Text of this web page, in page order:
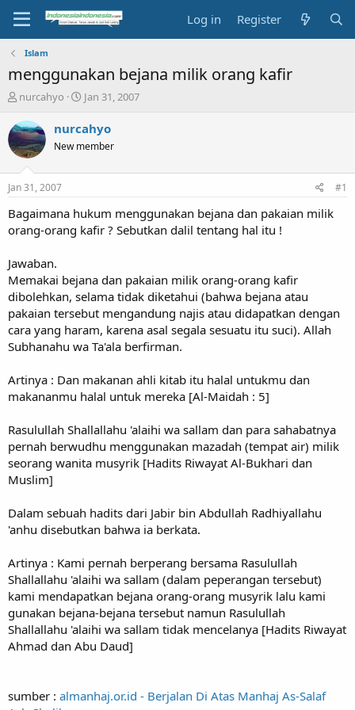
Log in Register
Islam
menggunakan bejana milik orang kafir
T
r
e
a
t
a
t
r
nurcahyo
S
a
t
e
Jan 31, 2007
nurcahyo
New member
Jan 31, 2007 #1
Bagaimana hukum menggunakan bejana dan pakaian milik
orang-orang kafir ? Sebutkan dalil tentang hal itu !
Jawaban.
Memakai bejana dan pakaian milik orang-orang kafir
dibolehkan, selama tidak diketahui (bahwa bejana atau
pakaian tersebut mengandung najis atau didapatkan dengan
cara yang haram, karena asal segala sesuatu itu suci). Allah
Subhanahu wa Ta'ala berfirman.
Artinya : Dan makanan ahli kitab itu halal untukmu dan
makananmu halal untuk mereka [Al-Maidah : 5]
Rasulullah Shallallahu 'alaihi wa sallam dan para sahabatnya
pernah berwudhu menggunakan mazadah (tempat air) milik
seorang wanita musyrik [Hadits Riwayat Al-Bukhari dan
Muslim]
Dalam sebuah hadits dari Jabir bin Abdullah Radhiyallahu
'anhu disebutkan bahwa ia berkata.
Artinya : Kami pernah berperang bersama Rasulullah
Shallallahu 'alaihi wa sallam (dalam peperangan tersebut)
kami mendapatkan bejana orang-orang musyrik lalu kami
gunakan bejana-bejana tersebut namun Rasulullah
Shallallahu 'alaihi wa sallam tidak mencelanya [Hadits Riwayat
Ahmad dan Abu Daud]
sumber : almanhaj.or.id - Berjalan Di Atas Manhaj As-Salaf